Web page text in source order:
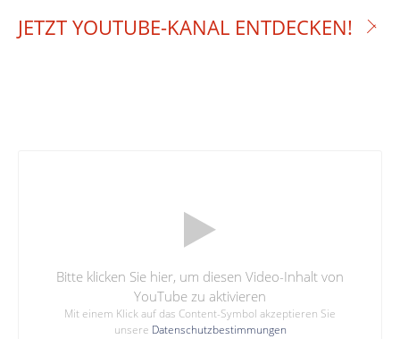
JETZT YOUTUBE-KANAL ENTDECKEN!
Bitte klicken Sie hier, um diesen Video-Inhalt von
YouTube zu aktivieren
Mit einem Klick auf das Content-Symbol akzeptieren Sie
unsere Datenschutzbestimmungen